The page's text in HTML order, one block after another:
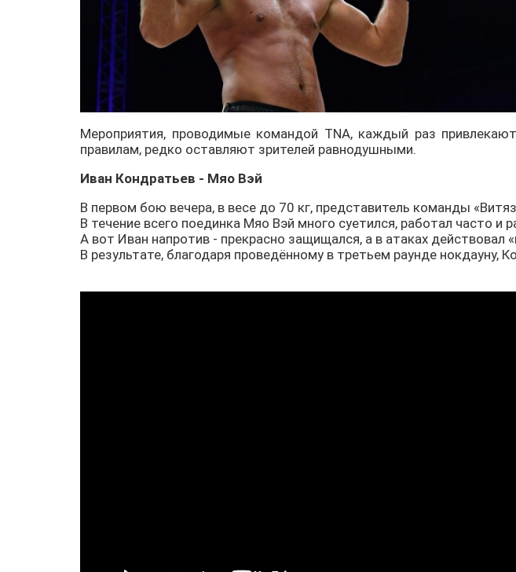
Мероприятия, проводимые командой TNA, каждый раз
правилам, редко оставляют зрителей равнодушными.
Иван Кондратьев - Мяо Вэй
В первом бою вечера, в весе до 70 кг, представитель команды
В течение всего поединка Мяо Вэй много суетился, работал часто и
А вот Иван напротив - прекрасно защищался, а в атаках действовал
В результате, благодаря проведённому в третьем раунде нокдауну,